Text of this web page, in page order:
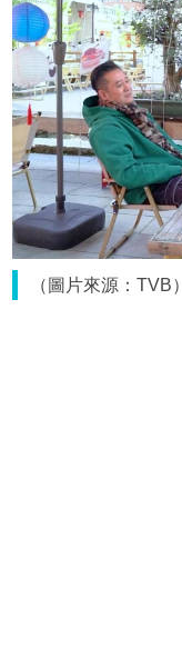
（圖片來源：TVB）